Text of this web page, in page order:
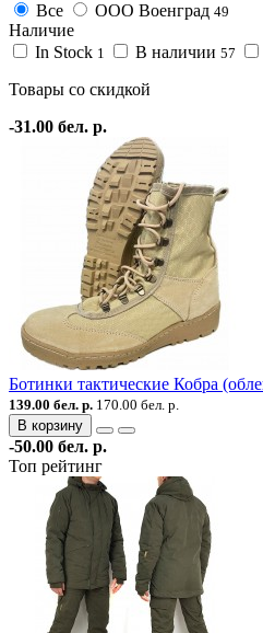
Все
ООО Военград 49
Наличие
In Stock 1 В наличии 57
Товары со скидкой
-31.00 бел. р.
Ботинки тактические Кобра
139.00 бел. р. 170.00 бел. р.
В корзину
-50.00 бел. р.
Топ рейтинг